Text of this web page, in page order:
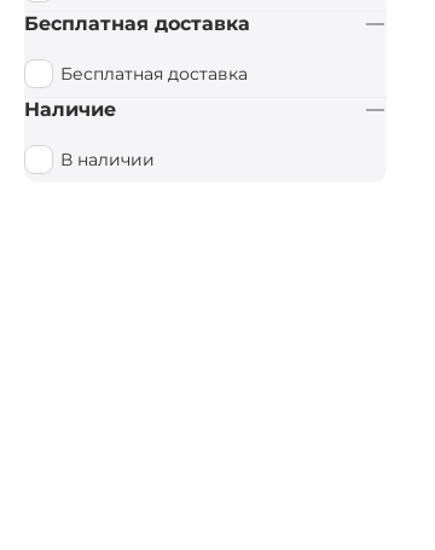
Бесплатная доставка
Бесплатная доставка
Наличие
В наличии